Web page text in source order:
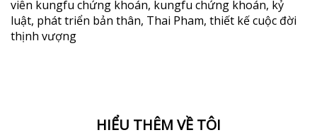
viên kungfu chứng khoán, kungfu chứng khoán, kỷ
luật, phát triển bản thân, Thai Pham, thiết kế cuộc đời
thịnh vượng
HIỂU THÊM VỀ TÔI